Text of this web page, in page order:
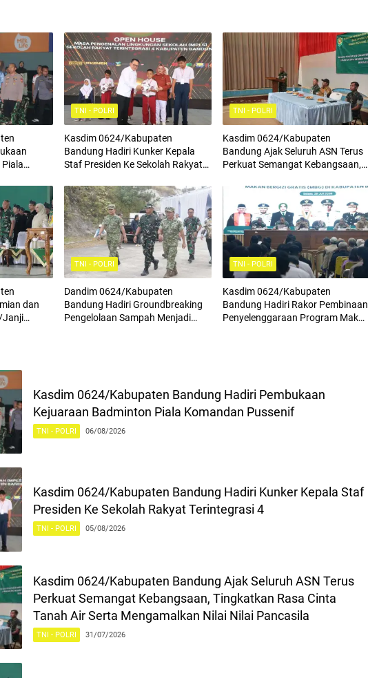
TNI - POLRI
Kasdim 0624/Kabupaten
Bandung Hadiri Kunker Kepala
Staf Presiden Ke Sekolah Rakyat
TNI - POLRI
Kasdim 0624/Kabupaten
Bandung Ajak Seluruh ASN Terus
Perkuat Semangat Kebangsaan,
Serta Mengamalkan Nilai Nilai
Pancasila
dan
Janji
TNI - POLRI
Dandim 0624/Kabupaten
Bandung Hadiri Groundbreaking
Pengelolaan Sampah Menjadi
TNI - POLRI
Kasdim 0624/Kabupaten
Bandung Hadiri Rakor Pembinaan
Penyelenggaraan Program Makan
Kasdim 0624/Kabupaten Bandung Hadiri Pembukaan
Kejuaraan Badminton Piala Komandan Pussenif
TNI - POLRI 06/08/2026
Kasdim 0624/Kabupaten Bandung Hadiri Kunker Kepala Staf
Presiden Ke Sekolah Rakyat Terintegrasi 4
TNI - POLRI 05/08/2026
Kasdim 0624/Kabupaten Bandung Ajak Seluruh ASN Terus
Perkuat Semangat Kebangsaan, Tingkatkan Rasa Cinta
Tanah Air Serta Mengamalkan Nilai Nilai Pancasila
TNI - POLRI 31/07/2026